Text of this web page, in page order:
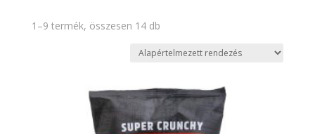
1–9 termék, összesen 14 db